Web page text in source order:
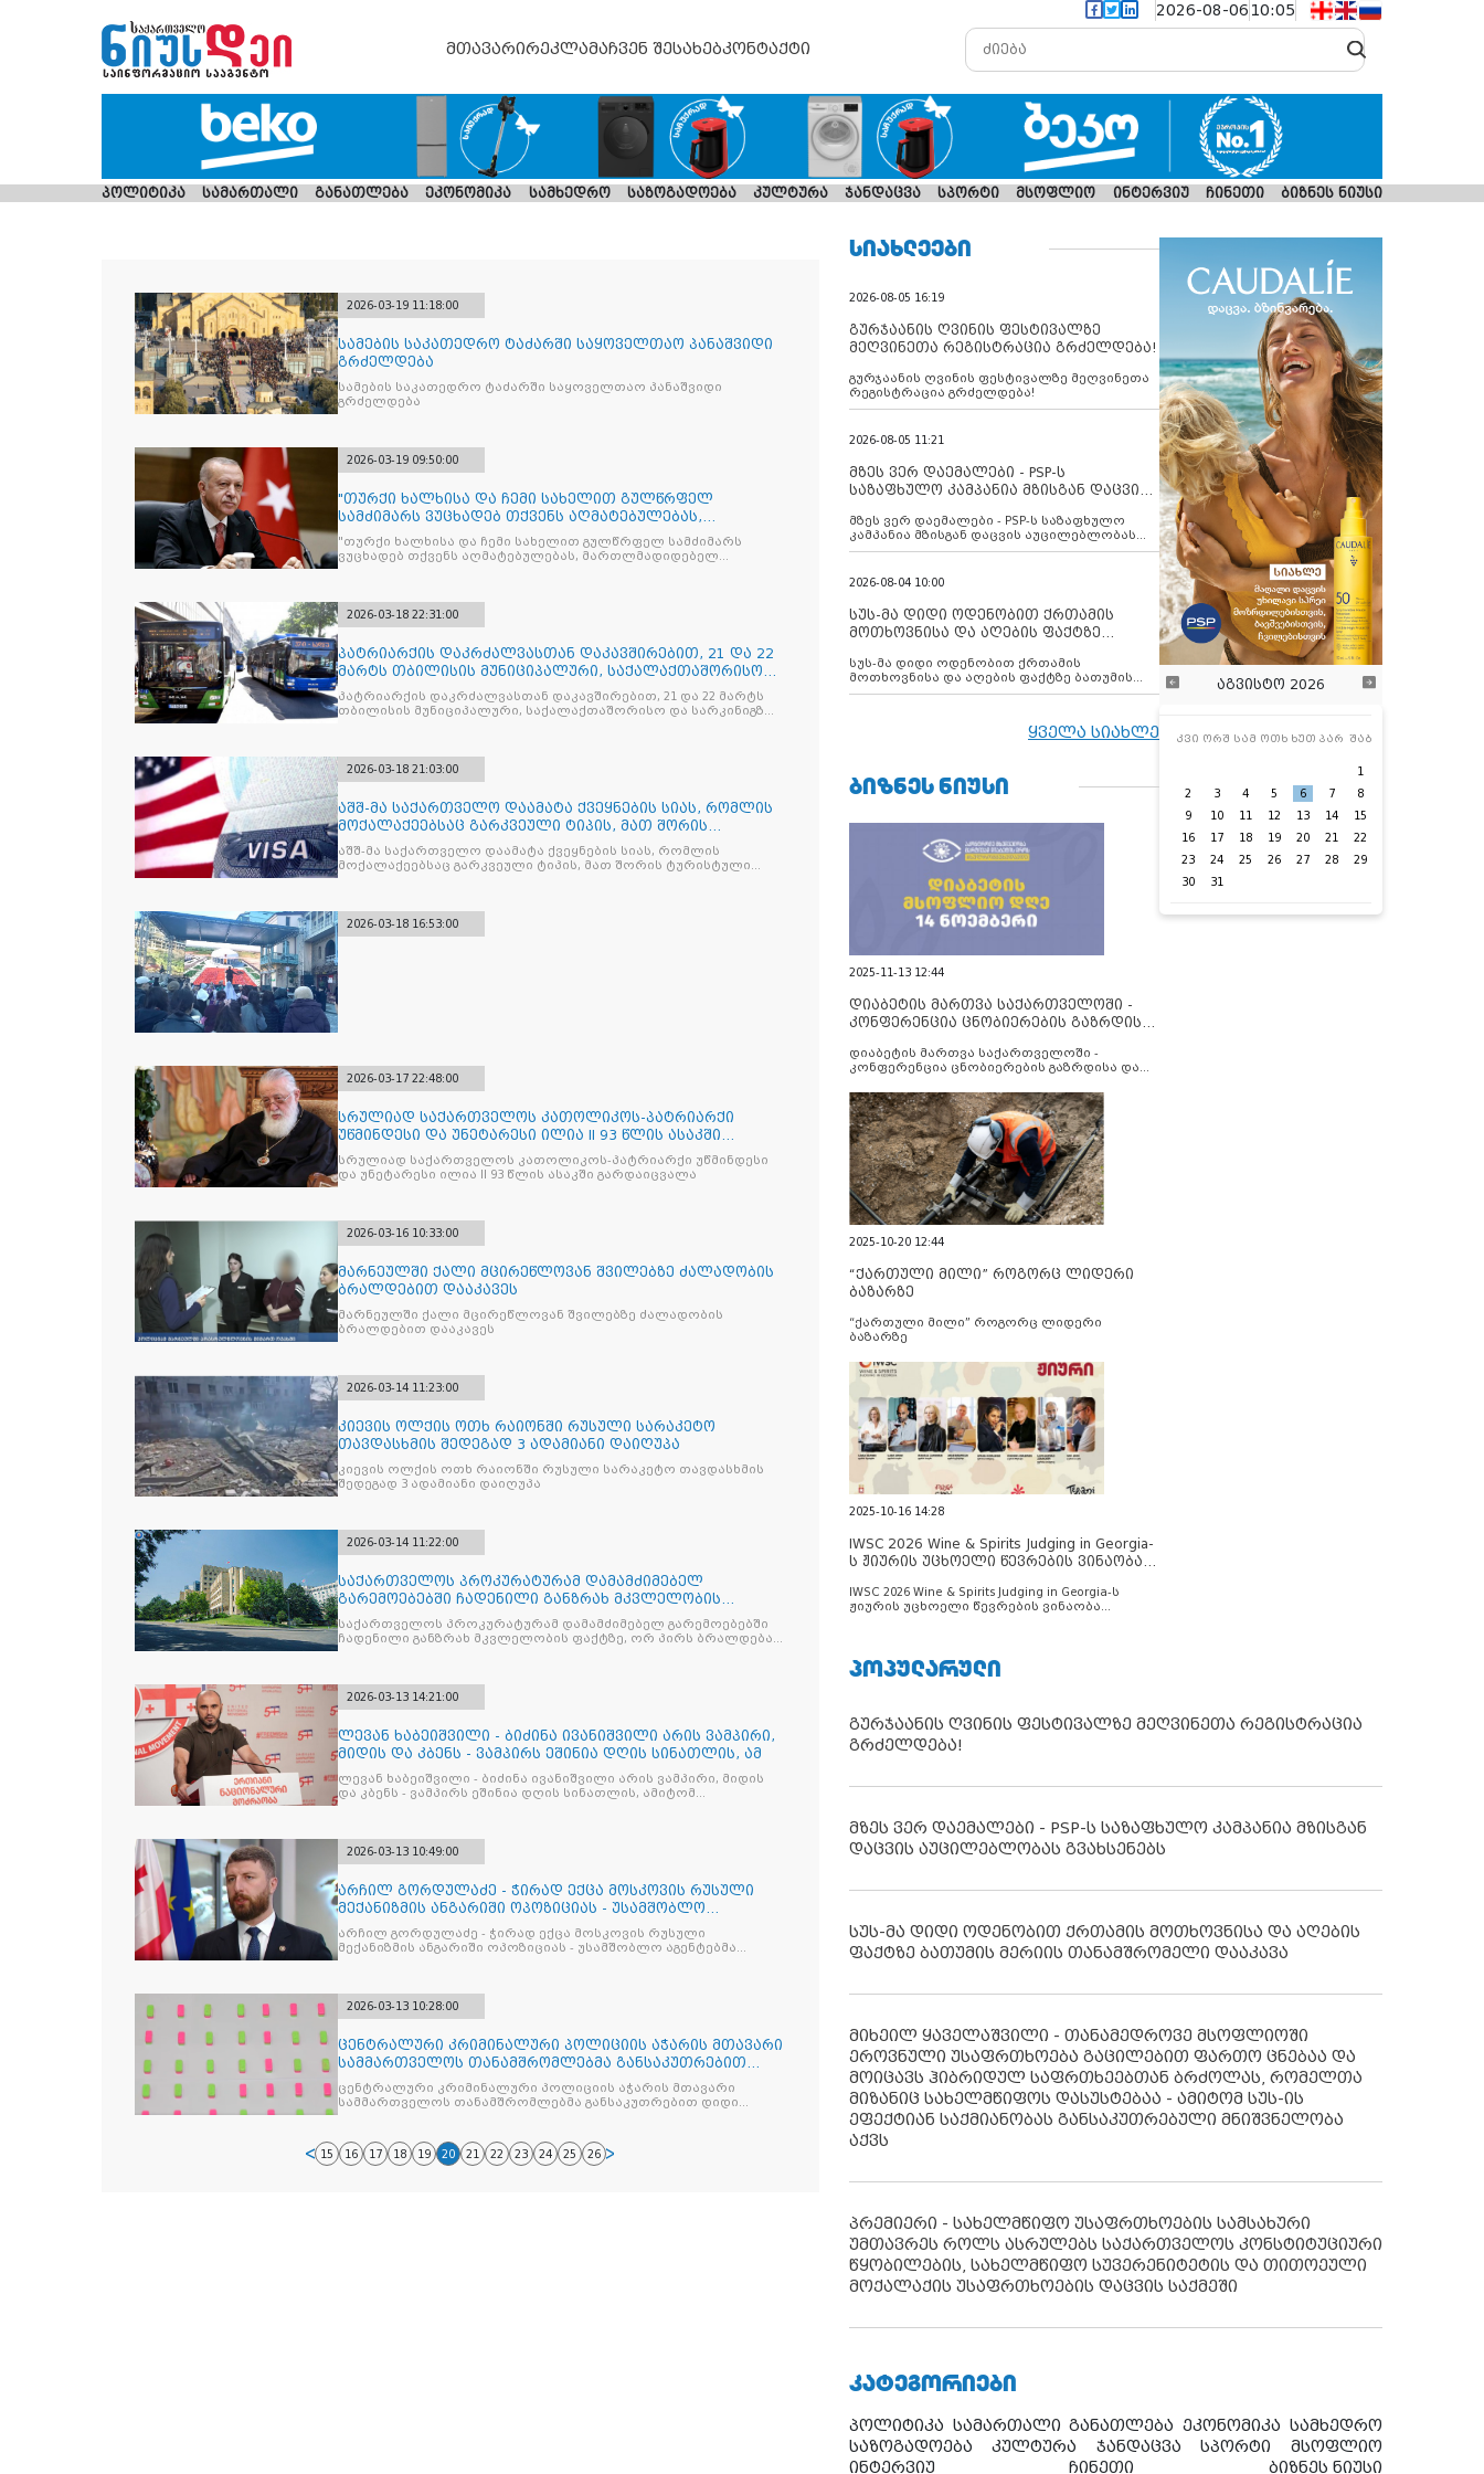
2026-08-06 10:05
მთავარირეკლამაჩვენ შესახებკონტაქტი
პოლიტიკა სამართალი განათლება ეკონომიკა სამხედრო საზოგადოება კულტურა ჯანდაცვა სპორტი მსოფლიო ინტერვიუ ჩინეთი ბიზნეს ნიუსი
2026-03-19 11:18:00
სამების საკათედრო ტაძარში საყოველთაო პანაშვიდი
გრძელდება
სამების საკათედრო ტაძარში საყოველთაო პანაშვიდი
გრძელდება
2026-03-19 09:50:00
"თურქი ხალხისა და ჩემი სახელით გულწრფელ
სამძიმარს ვუცხადებ თქვენს აღმატებულებას,
მართლმადიდებელ
"თურქი ხალხისა და ჩემი სახელით გულწრფელ სამძიმარს
ვუცხადებ თქვენს აღმატებულებას, მართლმადიდებელ
2026-03-18 22:31:00
პატრიარქის დაკრძალვასთან დაკავშირებით, 21 და 22
მარტს თბილისის მუნიციპალური, საქალაქთაშორისო
და სარკ
პატრიარქის დაკრძალვასთან დაკავშირებით, 21 და 22 მარტს
თბილისის მუნიციპალური, საქალაქთაშორისო და სარკინიგზო
2026-03-18 21:03:00
აშშ-მა საქართველო დაამატა ქვეყნების სიას, რომლის
მოქალაქეებსაც გარკვეული ტიპის, მათ შორის
ტურისტული
აშშ-მა საქართველო დაამატა ქვეყნების სიას, რომლის
მოქალაქეებსაც გარკვეული ტიპის, მათ შორის ტურისტული
2026-03-18 16:53:00
2026-03-17 22:48:00
სრულიად საქართველოს კათოლიკოს-პატრიარქი
უწმინდესი და უნეტარესი ილია II 93 წლის ასაკში
გარდაიცვალა
სრულიად საქართველოს კათოლიკოს-პატრიარქი უწმინდესი
და უნეტარესი ილია II 93 წლის ასაკში გარდაიცვალა
2026-03-16 10:33:00
მარნეულში ქალი მცირეწლოვან შვილებზე ძალადობის
ბრალდებით დააკავეს
მარნეულში ქალი მცირეწლოვან შვილებზე ძალადობის
ბრალდებით დააკავეს
2026-03-14 11:23:00
კიევის ოლქის ოთხ რაიონში რუსული სარაკეტო
თავდასხმის შედეგად 3 ადამიანი დაიღუპა
კიევის ოლქის ოთხ რაიონში რუსული სარაკეტო თავდასხმის
შედეგად 3 ადამიანი დაიღუპა
2026-03-14 11:22:00
საქართველოს პროკურატურამ დამამძიმებელ
გარემოებებში ჩადენილი განზრახ მკვლელობის
ფაქტზე, ორ პირს ბრალდ
საქართველოს პროკურატურამ დამამძიმებელ გარემოებებში
ჩადენილი განზრახ მკვლელობის ფაქტზე, ორ პირს ბრალდება
2026-03-13 14:21:00
ლევან ხაბეიშვილი - ბიძინა ივანიშვილი არის ვამპირი,
მიდის და კბენს - ვამპირს ეშინია დღის სინათლის, ამ
ლევან ხაბეიშვილი - ბიძინა ივანიშვილი არის ვამპირი, მიდის
და კბენს - ვამპირს ეშინია დღის სინათლის, ამიტომ
2026-03-13 10:49:00
არჩილ გორდულაძე - ჭირად ექცა მოსკოვის რუსული
მექანიზმის ანგარიში ოპოზიციას - უსამშობლო
აგენტებმა მკა
არჩილ გორდულაძე - ჭირად ექცა მოსკოვის რუსული
მექანიზმის ანგარიში ოპოზიციას - უსამშობლო აგენტებმა
არასრულწლოვანთა დაცვის კანონი?..
2026-03-13 10:28:00
ცენტრალური კრიმინალური პოლიციის აჭარის მთავარი
სამმართველოს თანამშრომლებმა განსაკუთრებით
დიდი ოდენობ
ცენტრალური კრიმინალური პოლიციის აჭარის მთავარი
სამმართველოს თანამშრომლებმა განსაკუთრებით დიდი
15
16 17 18 19 20 21 22 23 24 25 26
ᲡᲘᲐᲮᲚᲔᲔᲑᲘ
2026-08-05 16:19
გურჯაანის ღვინის ფესტივალზე
მეღვინეთა რეგისტრაცია გრძელდება!
გურჯაანის ღვინის ფესტივალზე მეღვინეთა
რეგისტრაცია გრძელდება!
2026-08-05 11:21
მზეს ვერ დაემალები - PSP-ს
საზაფხულო კამპანია მზისგან დაცვის
მზეს ვერ დაემალები - PSP-ს საზაფხულო
კამპანია მზისგან დაცვის აუცილებლობას
გვახსენებს
2026-08-04 10:00
სუს-მა დიდი ოდენობით ქრთამის
მოთხოვნისა და აღების ფაქტზე
დააკავა
სუს-მა დიდი ოდენობით ქრთამის
მოთხოვნისა და აღების ფაქტზე ბათუმის
მერიის თანამშრომელი დააკავა
ყველა სიახლე
ᲑᲘᲖᲜᲔᲡ ᲜᲘᲣᲡᲘ
2025-11-13 12:44
დიაბეტის მართვა საქართველოში -
კონფერენცია ცნობიერების გაზრდისა
დიაბეტის მართვა საქართველოში -
კონფერენცია ცნობიერების გაზრდისა და
2025-10-20 12:44
“ქართული მილი” როგორც ლიდერი
ბაზარზე
“ქართული მილი” როგორც ლიდერი
ბაზარზე
2025-10-16 14:28
IWSC 2026 Wine & Spirits Judging in Georgia-
ს ჟიურის უცხოელი წევრების ვინაობა
IWSC 2026 Wine & Spirits Judging in Georgia-ს
ჟიურის უცხოელი წევრების ვინაობა
აგვისტო 2026
კვი ორშ სამ ოთხ ხუთ პარ შაბ
1
2
3 4 5 6 7
8
9
10 11 12 13 14
15
16
17 18 19 20 21
22
23
24 25 26 27 28
29
30
31
ᲞᲝᲞᲣᲚᲐᲠᲣᲚᲘ
გურჯაანის ღვინის ფესტივალზე მეღვინეთა რეგისტრაცია
გრძელდება!
მზეს ვერ დაემალები - PSP-ს საზაფხულო კამპანია მზისგან
დაცვის აუცილებლობას გვახსენებს
სუს-მა დიდი ოდენობით ქრთამის მოთხოვნისა და აღების
ფაქტზე ბათუმის მერიის თანამშრომელი დააკავა
მიხეილ ყაველაშვილი - თანამედროვე მსოფლიოში
ეროვნული უსაფრთხოება გაცილებით ფართო ცნებაა და
მოიცავს ჰიბრიდულ საფრთხეებთან ბრძოლას, რომელთა
მიზანიც სახელმწიფოს დასუსტებაა - ამიტომ სუს-ის
ეფექტიან საქმიანობას განსაკუთრებული მნიშვნელობა
აქვს
პრემიერი - სახელმწიფო უსაფრთხოების სამსახური
უმთავრეს როლს ასრულებს საქართველოს კონსტიტუციური
წყობილების, სახელმწიფო სუვერენიტეტის და თითოეული
მოქალაქის უსაფრთხოების დაცვის საქმეში
ᲙᲐᲢᲔᲒᲝᲠᲘᲔᲑᲘ
პოლიტიკა სამართალი განათლება ეკონომიკა სამხედრო
საზოგადოება
კულტურა ჯანდაცვა სპორტი
მსოფლიო
ინტერვიუ
ჩინეთი ბიზნეს ნიუსი